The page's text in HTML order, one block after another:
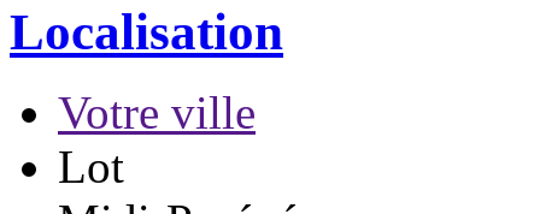
Localisation
Votre ville
Lot